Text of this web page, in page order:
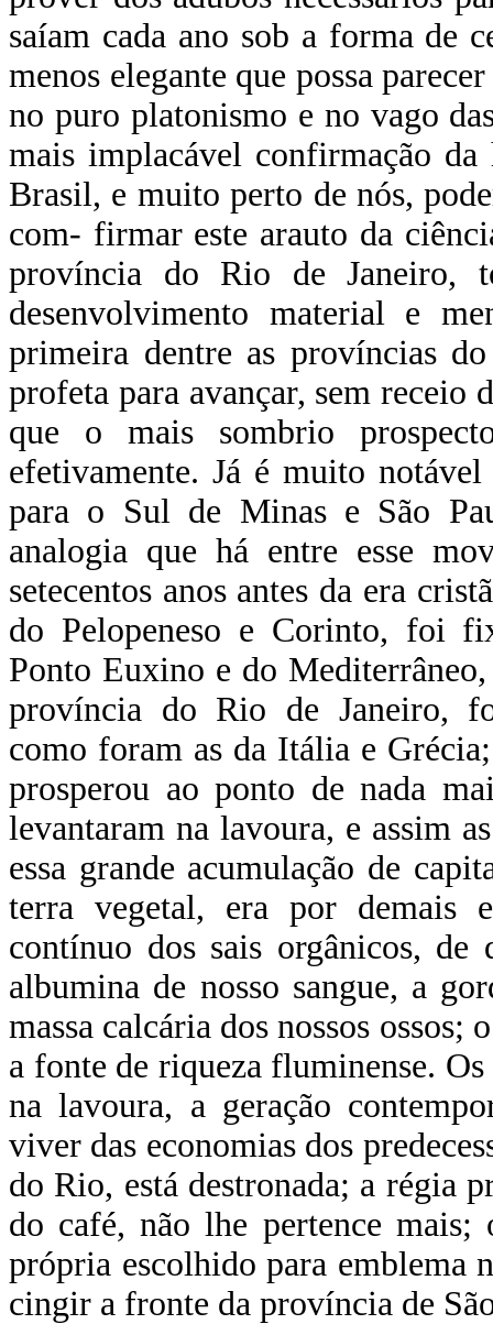
saíam cada ano sob a forma de
menos elegante que possa
no puro platonismo e no vago
mais implacável confirmação
Brasil, e muito perto de nós,
com- firmar este arauto da
província do Rio de Janeiro,
desenvolvimento material e
primeira dentre as províncias
profeta para avançar, sem receio
que o mais sombrio
efetivamente. Já é muito
para o Sul de Minas e São
analogia que há entre esse
setecentos anos antes da era
do Pelopeneso e Corinto, foi
Ponto Euxino e do
província do Rio de Janeiro,
como foram as da Itália e
prosperou ao ponto de nada
levantaram na lavoura, e assim
essa grande acumulação de
terra vegetal, era por demais
contínuo dos sais orgânicos, de
albumina de nosso sangue, a
massa calcária dos nossos ossos;
a fonte de riqueza fluminense.
na lavoura, a geração
viver das economias dos
do Rio, está destronada; a régia
do café, não lhe pertence
própria escolhido para emblema
cingir a fronte da província de